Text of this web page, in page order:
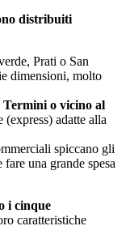
distribuiti
Prati o San
dimensioni, molto
Termini o vicino al
adatte alla
spiccano gli
una grande spesa
i cinque
caratteristiche